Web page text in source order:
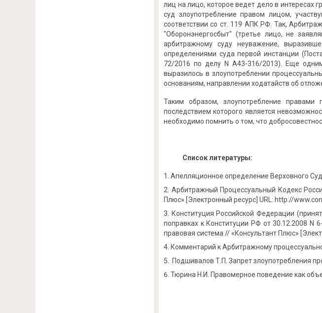
лиц на лицо, которое ведет дело в интересах
суд злоупотребление правом лицом,
соответствии со ст. 119 АПК РФ. Так,
"Оборонэнергосбыт" (третье лицо, не
арбитражному суду неуважение,
определениями суда первой инстанции
72/2016 по делу N А43-316/2013). Еще
выразилось в злоупотреблении
основаниям, направлении ходатайств об
Таким образом, злоупотребление правами
последствием которого является
необходимо помнить о том, что
Список литературы:
Апелляционное определение Верховного
Арбитражный Процессуальный Кодекс
Плюс» [Электронный ресурс] URL: http://
Конституция Российской Федерации
поправках к Конституции РФ от 30.12.2008 N
правовая система // «Консультант Плюс»
Комментарий к Арбитражному
Подшивалов Т.П. Запрет злоупотребления
Тюрина Н.И. Правомерное поведение как